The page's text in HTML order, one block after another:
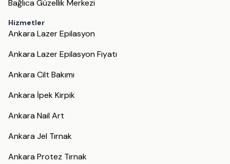
Bağlıca Güzellik Merkezi
Hizmetler
Ankara Lazer Epilasyon
Ankara Lazer Epilasyon Fiyatı
Ankara Cilt Bakımı
Ankara İpek Kirpik
Ankara Nail Art
Ankara Jel Tırnak
Ankara Protez Tırnak